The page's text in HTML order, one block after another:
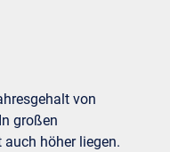
von
großen
höher liegen.